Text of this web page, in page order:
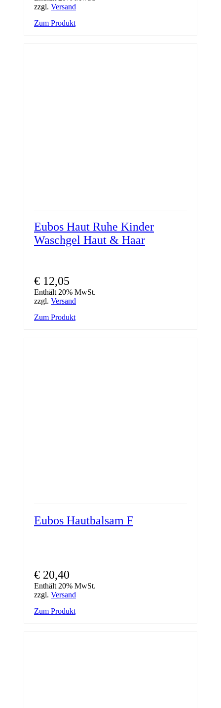
zzgl. Versand
Zum Produkt
Eubos Haut Ruhe Kinder
Waschgel Haut & Haar
€ 12,05
Enthält 20% MwSt.
zzgl. Versand
Zum Produkt
Eubos Hautbalsam F
€ 20,40
Enthält 20% MwSt.
zzgl. Versand
Zum Produkt